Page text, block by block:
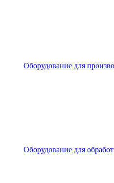
Оборудование для
Оборудование для